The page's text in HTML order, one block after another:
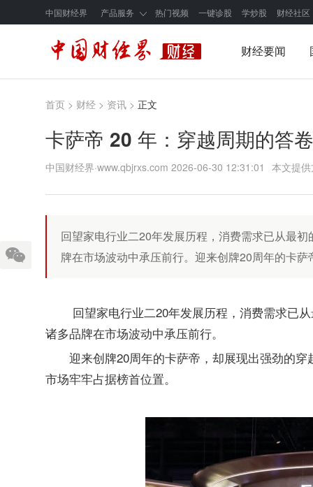
中国财经界 产品服务 热门视频 一键诊股 学炒股 财经社区
财经要闻
首页 > 财经 > 资讯 > 正文
卡萨帝 20 年：穿越周期的答
中国财经界·www.qbjrxs.com 2026-06-30 12:31:01 本文提
回望家电行业二20年发展历程，消费需求已从最
牌在市场波动中承压前行。迎来创牌20周年的卡
回望家电行业二20年发展历程，消费需求已
诸多品牌在市场波动中承压前行。
迎来创牌20周年的卡萨帝，却展现出强劲的
市场牢牢占据榜首位置。